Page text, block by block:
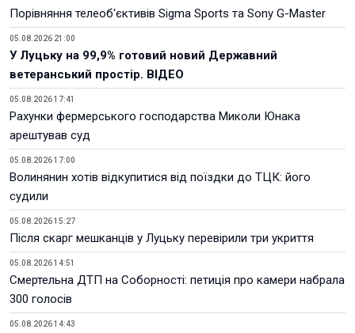
Порівняння телеоб'єктивів Sigma Sports та Sony G-Master
05.08.2026 21:00
У Луцьку на 99,9% готовий новий Державний
ветеранський простір. ВІДЕО
05.08.2026 17:41
Рахунки фермерського господарства Миколи Юнака
арештував суд
05.08.2026 17:00
Волинянин хотів відкупитися від поїздки до ТЦК: його
судили
05.08.2026 15:27
Після скарг мешканців у Луцьку перевірили три укриття
05.08.2026 14:51
Смертельна ДТП на Соборності: петиція про камери набрала
300 голосів
05.08.2026 14:43